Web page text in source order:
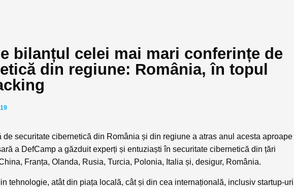
bilanțul celei mai mari conferințe de
din regiune: România, în topul
de securitate cibernetică din România și din regiune a atras anul acesta aproape
a DefCamp a găzduit experți și entuziaști în securitate cibernetică din țări
Franța, Olanda, Rusia, Turcia, Polonia, Italia și, desigur, România.
tehnologie, atât din piața locală, cât și din cea internațională, inclusiv startup-uri